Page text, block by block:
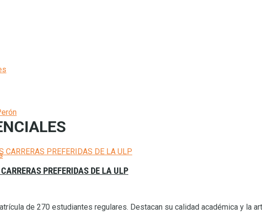
PREFERIDAS DE LA ULP
de 270 estudiantes regulares. Destacan su calidad académica y la